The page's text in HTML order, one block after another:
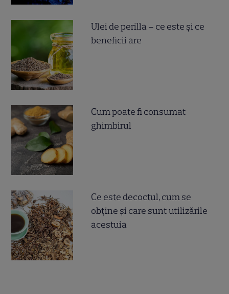
Ulei de perilla – ce este și ce
beneficii are
Cum poate fi consumat
ghimbirul
Ce este decoctul, cum se
obţine şi care sunt utilizările
acestuia